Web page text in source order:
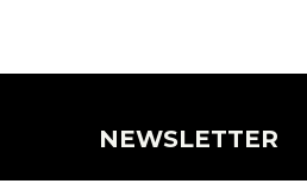
NEWSLETTER